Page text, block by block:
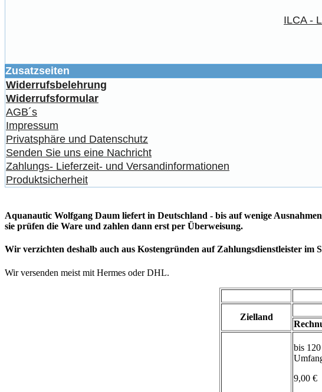
ILCA -
Zusatzseiten
Widerrufsbelehrung
Widerrufsformular
AGB´s
Impressum
Privatsphäre und Datenschutz
Senden Sie uns eine Nachricht
Zahlungs- Lieferzeit- und Versandinformationen
Produktsicherheit
Aquanautic Wolfgang Daum liefert in Deutschland - bis auf wenige
sie prüfen die Ware und zahlen dann erst per Überweisung.
Wir verzichten deshalb auch aus Kostengründen auf Zahlungsdienstleister im
Wir versenden meist mit Hermes oder DHL.
Zielland
bis
9,00 €